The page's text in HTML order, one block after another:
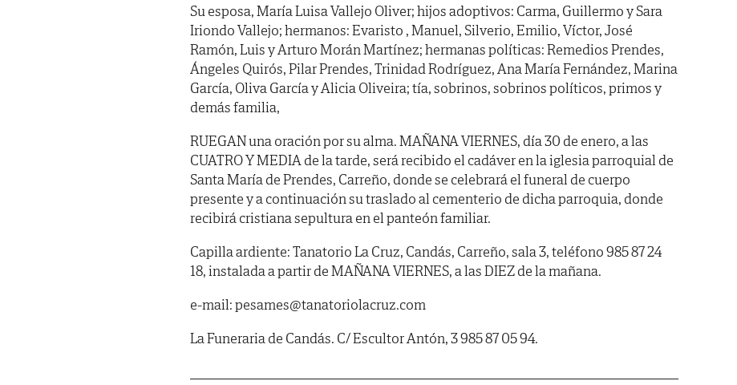
Su esposa, María Luisa Vallejo Oliver; hijos adoptivos: Carma, Guillermo y Sara
Iriondo Vallejo; hermanos: Evaristo , Manuel, Silverio, Emilio, Víctor, José
Ramón, Luis y Arturo Morán Martínez; hermanas políticas: Remedios Prendes,
Ángeles Quirós, Pilar Prendes, Trinidad Rodríguez, Ana María Fernández, Marina
García, Oliva García y Alicia Oliveira; tía, sobrinos, sobrinos políticos, primos y
demás familia,
RUEGAN una oración por su alma. MAÑANA VIERNES, día 30 de enero, a las
CUATRO Y MEDIA de la tarde, será recibido el cadáver en la iglesia parroquial de
Santa María de Prendes, Carreño, donde se celebrará el funeral de cuerpo
presente y a continuación su traslado al cementerio de dicha parroquia, donde
recibirá cristiana sepultura en el panteón familiar.
Capilla ardiente: Tanatorio La Cruz, Candás, Carreño, sala 3, teléfono 985 87 24
18, instalada a partir de MAÑANA VIERNES, a las DIEZ de la mañana.
e-mail: pesames@tanatoriolacruz.com
La Funeraria de Candás. C/ Escultor Antón, 3 985 87 05 94.